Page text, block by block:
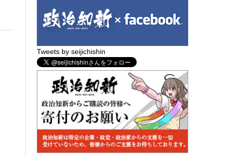
Tweets by seijichishin